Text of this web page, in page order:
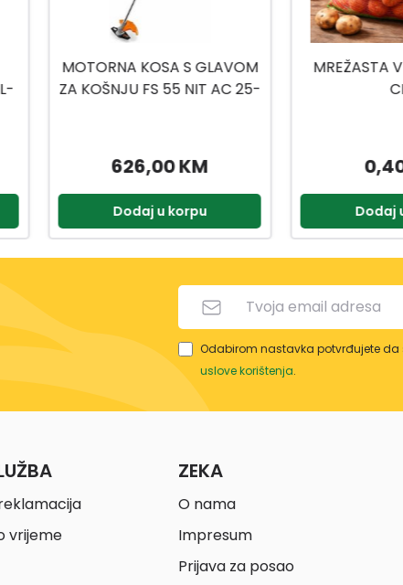
MREŽASTA VREĆA 80X50
CM
0,40 KM
Dodaj u korpu
POVODAC
Dodaj
Odabirom nastavka potvrđujete da
uslove korištenja.
vrijeme
ZEKA
O nama
Impresum
Prijava za posao